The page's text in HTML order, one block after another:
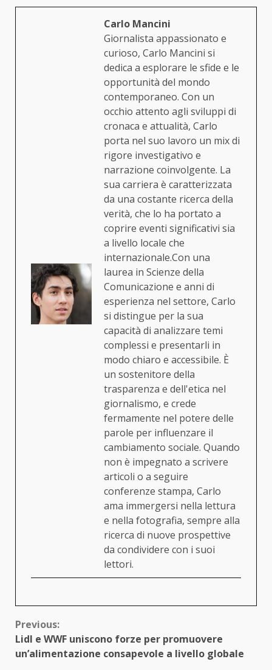
Carlo Mancini
Giornalista appassionato e
curioso, Carlo Mancini si
dedica a esplorare le sfide e le
opportunità del mondo
contemporaneo. Con un
occhio attento agli sviluppi di
cronaca e attualità, Carlo
porta nel suo lavoro un mix di
rigore investigativo e
narrazione coinvolgente. La
sua carriera è caratterizzata
da una costante ricerca della
verità, che lo ha portato a
coprire eventi significativi sia
a livello locale che
internazionale.Con una
laurea in Scienze della
Comunicazione e anni di
esperienza nel settore, Carlo
si distingue per la sua
capacità di analizzare temi
complessi e presentarli in
modo chiaro e accessibile. È
un sostenitore della
trasparenza e dell'etica nel
giornalismo, e crede
fermamente nel potere delle
parole per influenzare il
cambiamento sociale. Quando
non è impegnato a scrivere
articoli o a seguire
conferenze stampa, Carlo
ama immergersi nella lettura
e nella fotografia, sempre alla
ricerca di nuove prospettive
da condividere con i suoi
lettori.
Continue
Reading
Previous:
Lidl e WWF uniscono forze per promuovere
un’alimentazione consapevole a livello globale